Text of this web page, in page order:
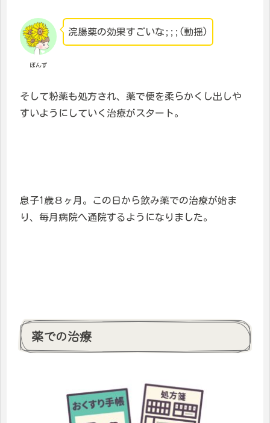
ぽんず
浣腸薬の効果すごいな;;;(動揺)
そして粉薬も処方され、薬で便を柔らかくし出しや
すいようにしていく治療がスタート。
息子1歳８ヶ月。この日から飲み薬での治療が始ま
り、毎月病院へ通院するようになりました。
薬での治療